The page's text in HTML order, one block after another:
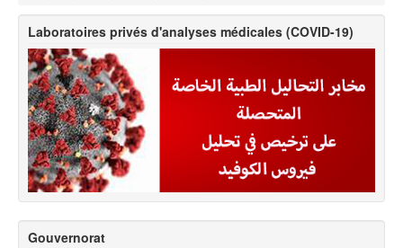
Laboratoires privés d'analyses médicales (COVID-19)
Gouvernorat